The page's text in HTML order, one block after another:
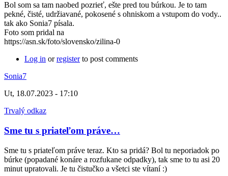
Bol som sa tam naobed pozrieť, ešte pred tou búrkou. Je to tam
pekné, čisté, udržiavané, pokosené s ohniskom a vstupom do vody..
tak ako Sonia7 písala.
Foto som pridal na
https://asn.sk/foto/slovensko/zilina-0
Log in orregisterto post comments
Sonia7
Ut, 18.07.2023 - 17:10
Trvalý odkaz
Sme tu s priateľom práve…
Sme tu s priateľom práve teraz. Kto sa pridá? Bol tu neporiadok po
búrke (popadané konáre a rozfukane odpadky), tak sme to tu asi 20
minut upratovali. Je tu čistučko a všetci ste vítaní :)